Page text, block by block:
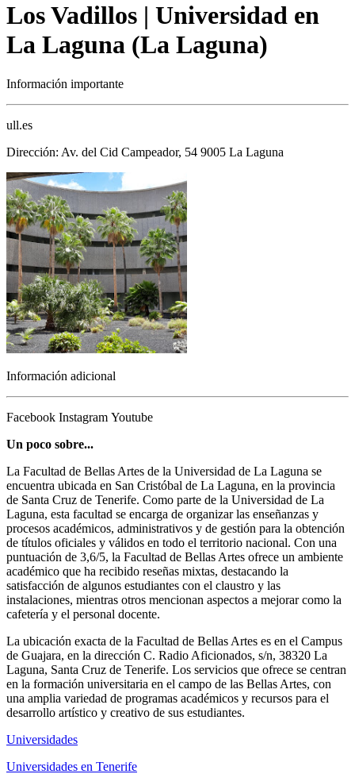
Los Vadillos | Universidad en
La Laguna (La Laguna)
Información importante
ull.es
Dirección: Av. del Cid Campeador, 54 9005 La Laguna
Información adicional
Facebook Instagram Youtube
Un poco sobre...
La Facultad de Bellas Artes de la Universidad de La Laguna se
encuentra ubicada en San Cristóbal de La Laguna, en la provincia
de Santa Cruz de Tenerife. Como parte de la Universidad de La
Laguna, esta facultad se encarga de organizar las enseñanzas y
procesos académicos, administrativos y de gestión para la obtención
de títulos oficiales y válidos en todo el territorio nacional. Con una
puntuación de 3,6/5, la Facultad de Bellas Artes ofrece un ambiente
académico que ha recibido reseñas mixtas, destacando la
satisfacción de algunos estudiantes con el claustro y las
instalaciones, mientras otros mencionan aspectos a mejorar como la
cafetería y el personal docente.
La ubicación exacta de la Facultad de Bellas Artes es en el Campus
de Guajara, en la dirección C. Radio Aficionados, s/n, 38320 La
Laguna, Santa Cruz de Tenerife. Los servicios que ofrece se centran
en la formación universitaria en el campo de las Bellas Artes, con
una amplia variedad de programas académicos y recursos para el
desarrollo artístico y creativo de sus estudiantes.
Universidades
Universidades en Tenerife